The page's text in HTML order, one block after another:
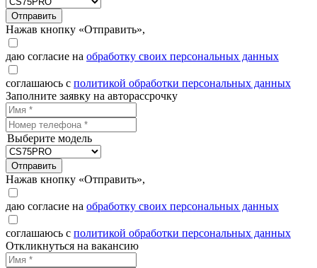
Отправить
Нажав кнопку «Отправить»,
даю согласие на обработку своих персональных данных
соглашаюсь с политикой обработки персональных данных
Заполните заявку на авторассрочку
Выберите модель
Отправить
Нажав кнопку «Отправить»,
даю согласие на обработку своих персональных данных
соглашаюсь с политикой обработки персональных данных
Откликнуться на вакансию